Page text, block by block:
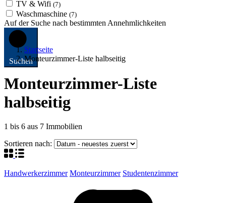
TV & Wifi (7)
Waschmaschine (7)
Auf der Suche nach bestimmten Annehmlichkeiten
Suchen
Startseite
Monteurzimmer-Liste halbseitig
Monteurzimmer-Liste
halbseitig
1 bis 6 aus 7 Immobilien
Sortieren nach:
Handwerkerzimmer Monteurzimmer Studentenzimmer